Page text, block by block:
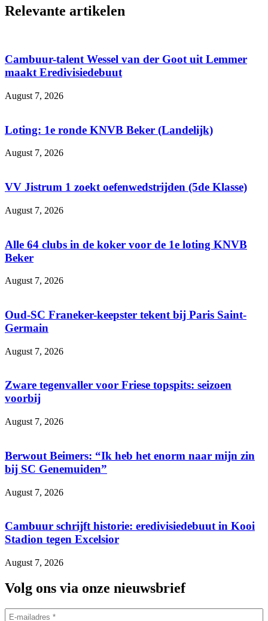
Relevante artikelen
Cambuur-talent Wessel van der Goot uit Lemmer
maakt Eredivisiedebuut
August 7, 2026
Loting: 1e ronde KNVB Beker (Landelijk)
August 7, 2026
VV Jistrum 1 zoekt oefenwedstrijden (5de Klasse)
August 7, 2026
Alle 64 clubs in de koker voor de 1e loting KNVB
Beker
August 7, 2026
Oud-SC Franeker-keepster tekent bij Paris Saint-
Germain
August 7, 2026
Zware tegenvaller voor Friese topspits: seizoen
voorbij
August 7, 2026
Berwout Beimers: “Ik heb het enorm naar mijn zin
bij SC Genemuiden”
August 7, 2026
Cambuur schrijft historie: eredivisiedebuut in Kooi
Stadion tegen Excelsior
August 7, 2026
Volg ons via onze nieuwsbrief